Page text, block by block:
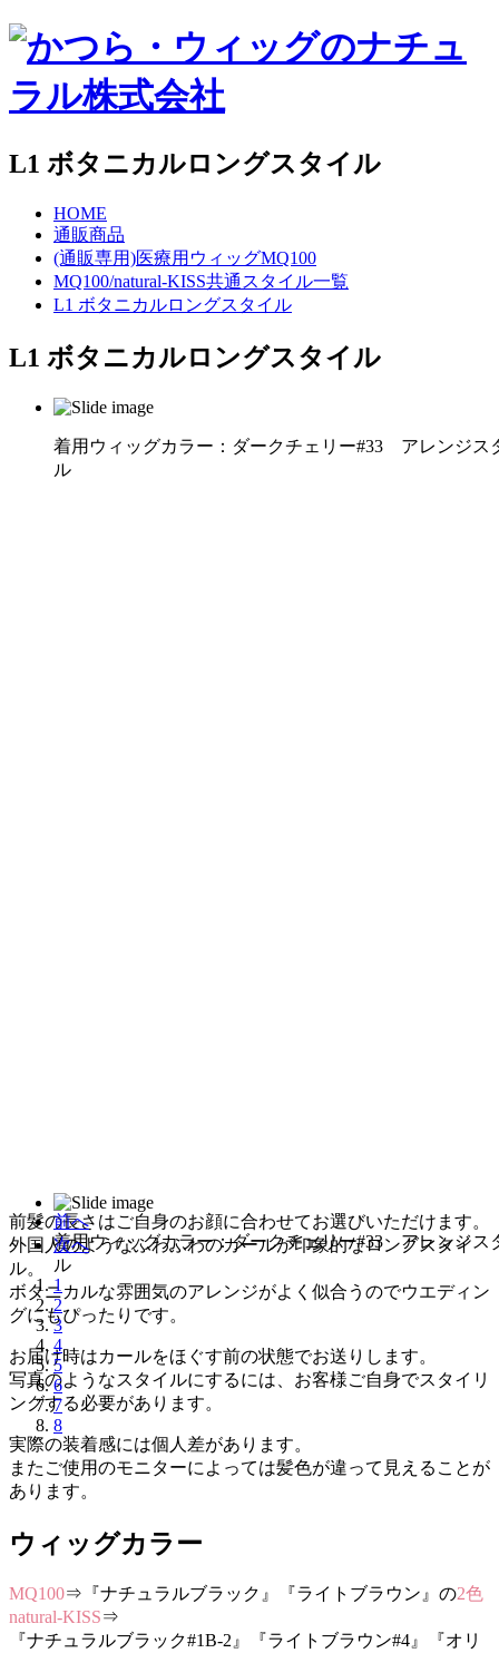
L1 ボタニカルロングスタイル
HOME
通販商品
(通販専用)医療用ウィッグMQ100
MQ100/natural-KISS共通スタイル一覧
L1 ボタニカルロングスタイル
L1 ボタニカルロングスタイル
着用ウィッグカラー：ダークチェリー#33 アレンジス
ル
着用ウィッグカラー：ダークチェリー#33 アレンジス
ル
前へ
次へ
1
2
3
4
5
6
7
8
前髪の長さはご自身のお顔に合わせてお選びいただけます。
外国人のようなふわふわのカールが印象的なロングスタイ
ル。
ボタニカルな雰囲気のアレンジがよく似合うのでウエディン
グにもぴったりです。
お届け時はカールをほぐす前の状態でお送りします。
写真のようなスタイルにするには、お客様ご自身でスタイリ
ングする必要があります。
実際の装着感には個人差があります。
またご使用のモニターによっては髪色が違って見えることが
あります。
ウィッグカラー
MQ100⇒『ナチュラルブラック』『ライトブラウン』の2色
natural-KISS⇒
『ナチュラルブラック#1B-2』『ライトブラウン#4』『オリ